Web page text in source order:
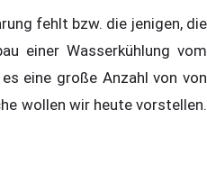
fehlt bzw. die jenigen, die
einer Wasserkühlung vom
eine große Anzahl von von
wollen wir heute vorstellen.